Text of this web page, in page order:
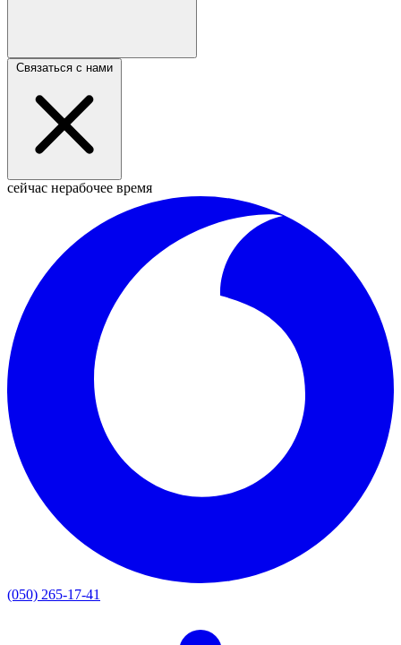
Связаться с нами
сейчас нерабочее время
(050) 265-17-41